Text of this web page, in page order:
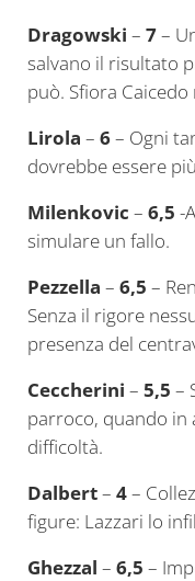
Dragowski – 7–
salvano il risultato
può. Sfiora
Lirola – 6– Ogni
dovrebbe essere
Milenkovic – 6,5 -
simulare un fallo.
Pezzella – 6,5 –
Senza il rigore
presenza del
Ceccherini – 5,5 –
parroco, quando in
difficoltà.
Dalbert– 4–
figure: Lazzari lo
Ghezzal – 6,5 –